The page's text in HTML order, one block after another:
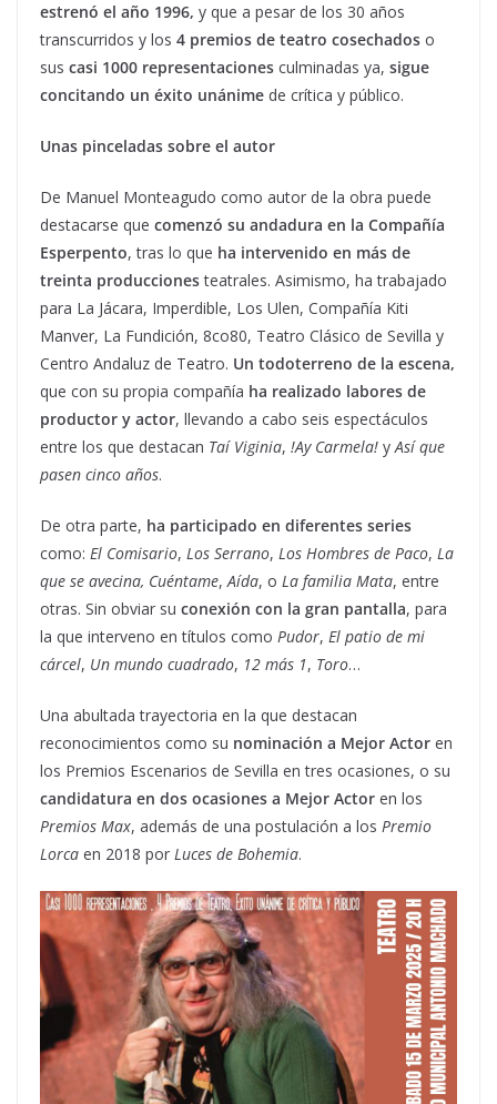
estrenó el año 1996, y que a pesar de los 30 años
transcurridos y los 4 premios de teatro cosechados o
sus casi 1000 representaciones culminadas ya, sigue
concitando un éxito unánime de crítica y público.
Unas pinceladas sobre el autor
De Manuel Monteagudo como autor de la obra puede
destacarse que comenzó su andadura en la Compañía
Esperpento, tras lo que ha intervenido en más de
treinta produccionesteatrales. Asimismo, ha trabajado
para La Jácara, Imperdible, Los Ulen, Compañía Kiti
Manver, La Fundición, 8co80, Teatro Clásico de Sevilla y
Centro Andaluz de Teatro. Un todoterreno de la escena,
que con su propia compañía ha realizado labores de
productor y actor, llevando a cabo seis espectáculos
entre los que destacan Taí Viginia, !Ay Carmela! yAsí que
pasen cinco años.
De otra parte, ha participado en diferentes series
como: El Comisario, Los Serrano, Los Hombres de Paco, La
que se avecina, Cuéntame,Aída, o La familia Mata, entre
otras. Sin obviar su conexión con la gran pantalla, para
la que interveno en títulos como Pudor, El patio de mi
cárcel, Un mundo cuadrado, 12 más 1, Toro…
Una abultada trayectoria en la que destacan
reconocimientos como su nominación a Mejor Actor en
los Premios Escenarios de Sevilla en tres ocasiones, o su
candidatura en dos ocasiones a Mejor Actor en los
Premios Max, además de una postulación a los Premio
Lorca en 2018 por Luces de Bohemia.